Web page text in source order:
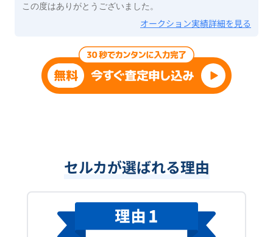
この度はありがとうございました。
オークション実績詳細を見る
セルカが選ばれる理由